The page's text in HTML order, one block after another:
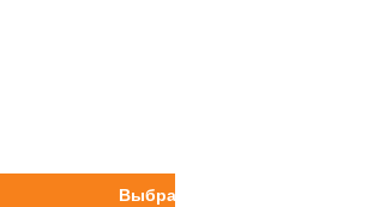
Выбрать